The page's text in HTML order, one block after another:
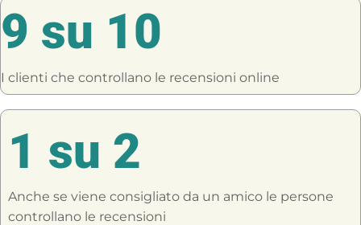
9 su 10
I clienti che controllano le recensioni online
1 su 2
Anche se viene consigliato da un amico le persone
controllano le recensioni